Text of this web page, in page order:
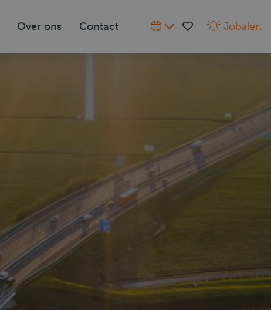
Over ons Contact Jobalert